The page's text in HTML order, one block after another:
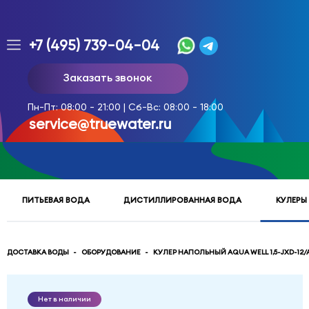
Заказ
доставки
воды
тел.
многоканальный
service@truewater.ru
Московская
н,
Мытищи,
+7 (495) 739-04-04
Заказать звонок
Пн-Пт: 08:00 - 21:00 | Сб-Вс: 08:00 - 18:00
service@truewater.ru
ПИТЬЕВАЯ ВОДА ДИСТИЛЛИРОВАННАЯ ВОДА
ДОСТАВКА ВОДЫ ОБОРУДОВАНИЕ КУЛЕР НАПОЛЬНЫЙ AQUA WELL 1,5-JXD-
Нет в наличии